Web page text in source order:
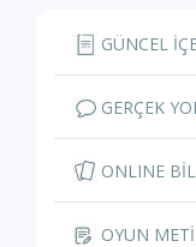
GÜNCEL
GERÇEK
ONLINE
OYUN